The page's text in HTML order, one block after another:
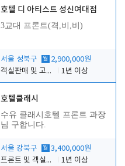
호텔 디 아티스트 성신여대점
3교대 프론트(격,비,비)
서울 성북구 월 2,900,000원
객실판매 및 고객응대
1년 이상
호텔클래시
수유 클래시호텔 프론트 과장
님 구합니다.
서울 강북구 월 3,400,000원
프론트 및 객실관리
1년 이상